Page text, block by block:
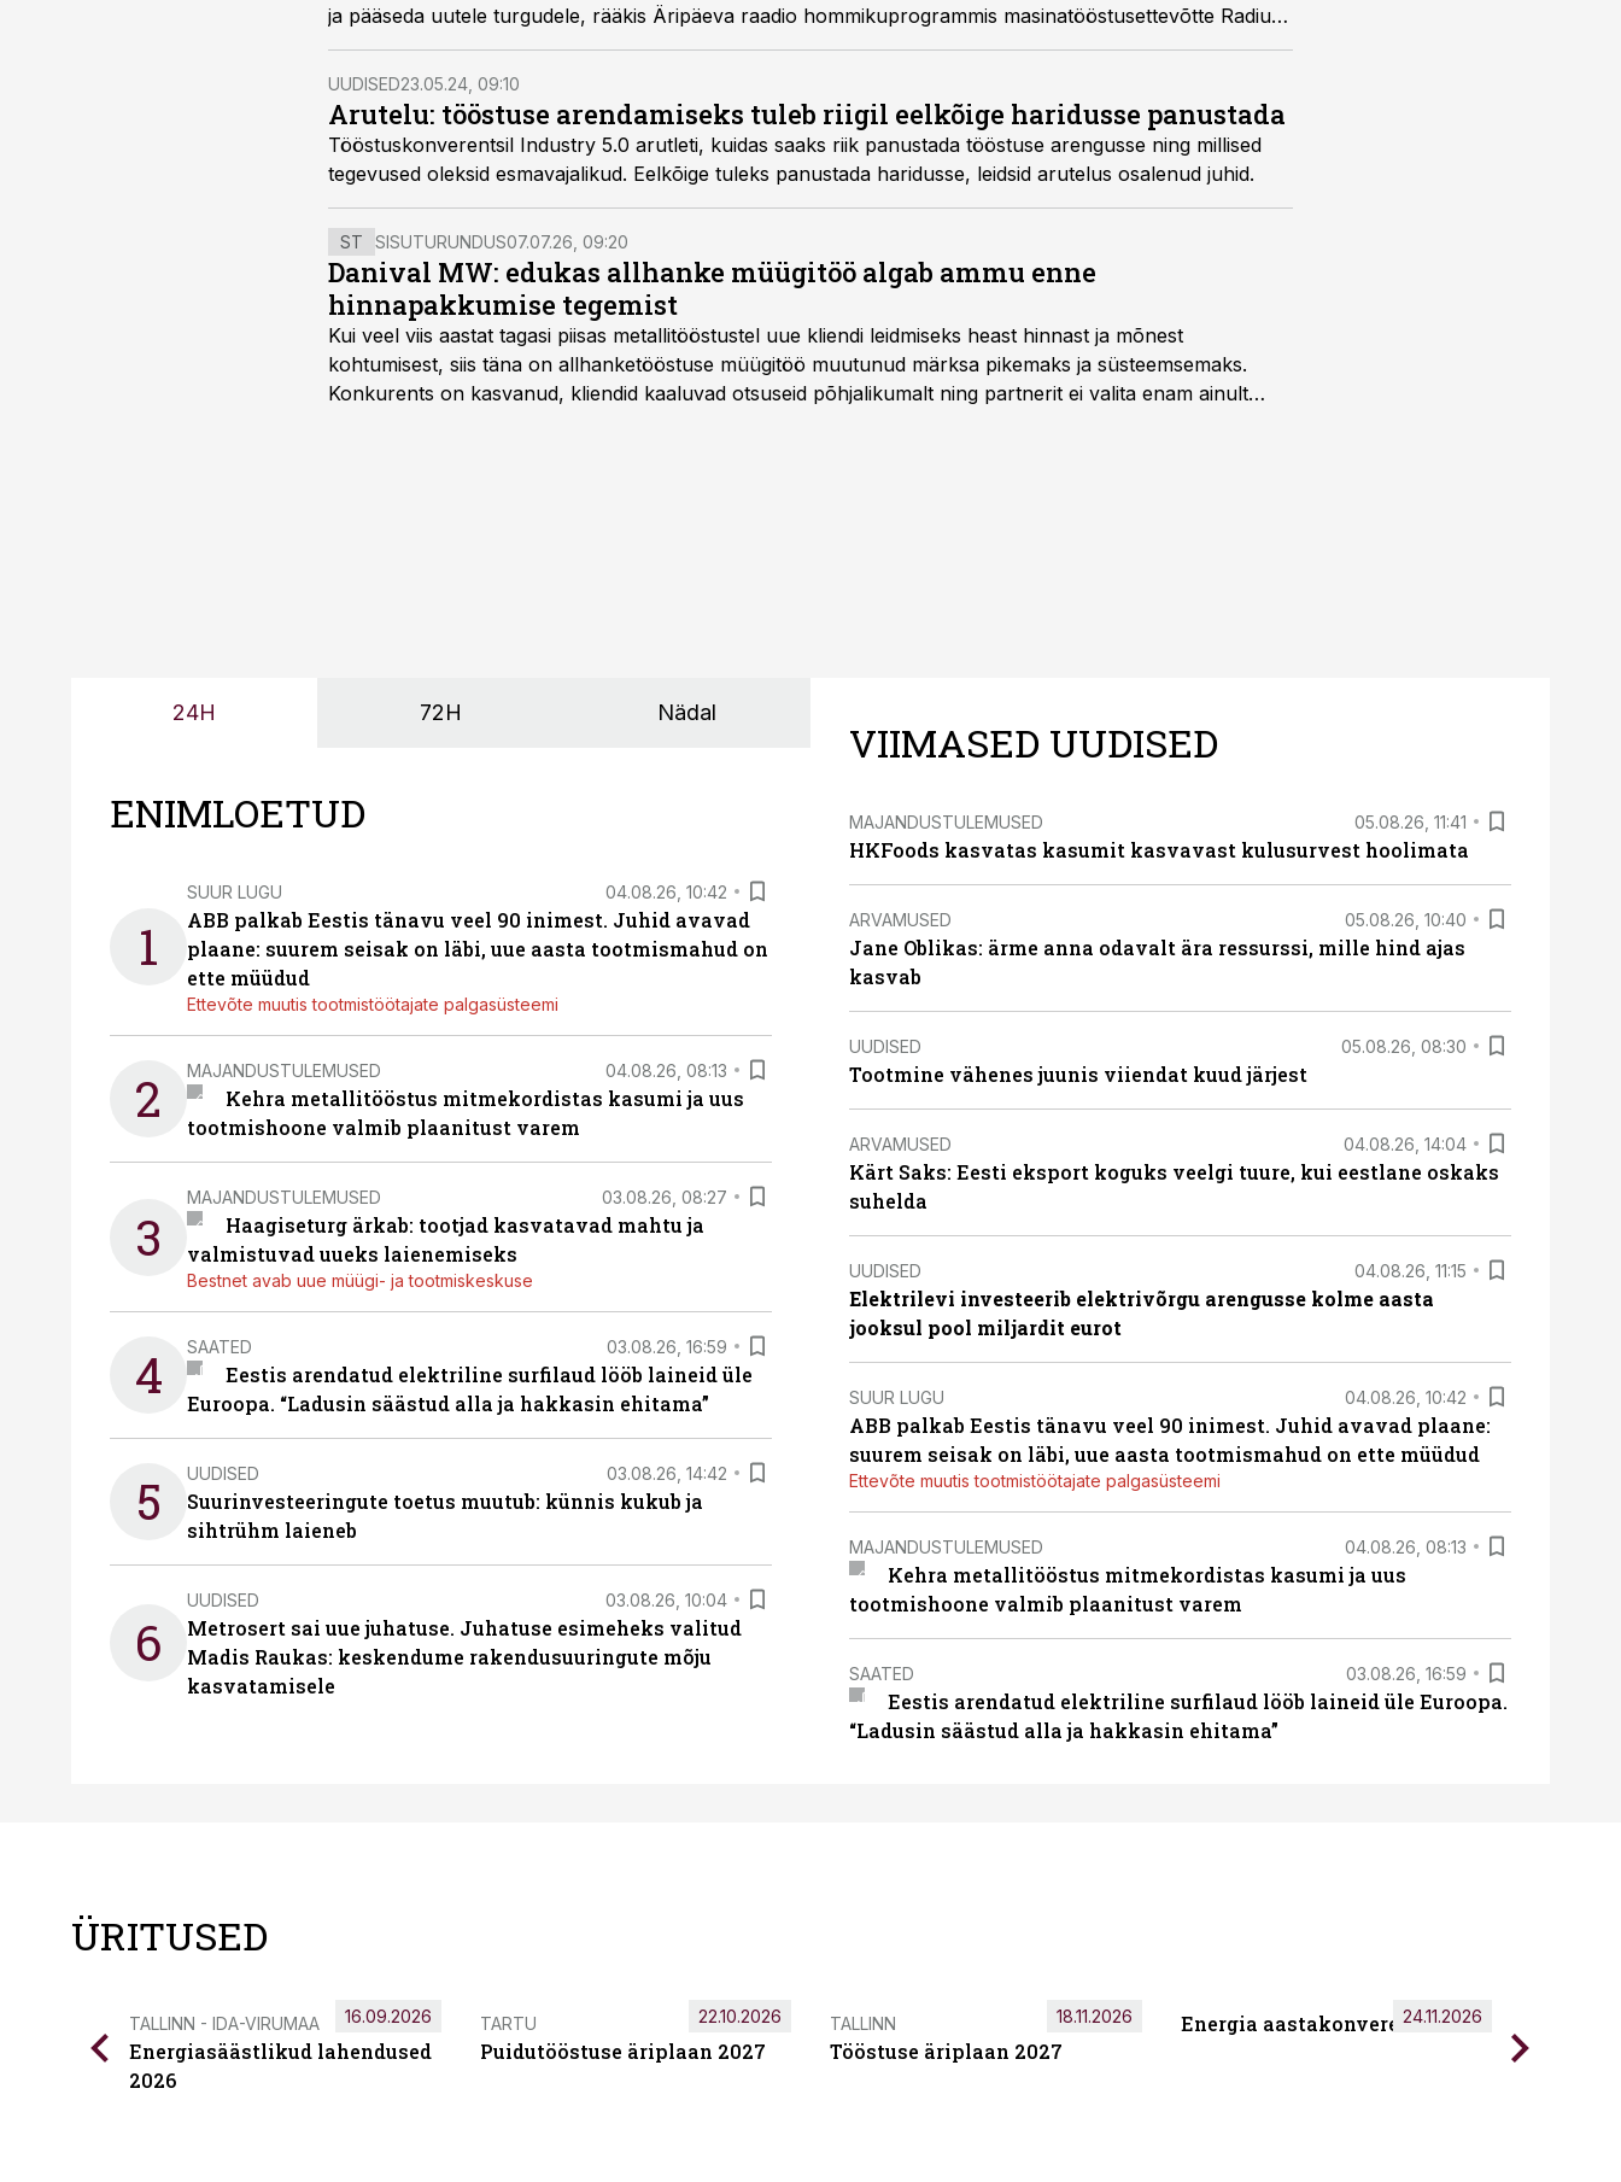
ja pääseda uutele turgudele, rääkis Äripäeva raadio hommikuprogrammis masinatööstusettevõtte Radius
Machiningu juht Veljo Konnimois.
UUDISED23.05.24, 09:10
Arutelu: tööstuse arendamiseks tuleb riigil eelkõige haridusse panustada
Tööstuskonverentsil Industry 5.0 arutleti, kuidas saaks riik panustada tööstuse arengusse ning millised
tegevused oleksid esmavajalikud. Eelkõige tuleks panustada haridusse, leidsid arutelus osalenud juhid.
ST SISUTURUNDUS07.07.26, 09:20
Danival MW: edukas allhanke müügitöö algab ammu enne
hinnapakkumise tegemist
Kui veel viis aastat tagasi piisas metallitööstustel uue kliendi leidmiseks heast hinnast ja mõnest
kohtumisest, siis täna on allhanketööstuse müügitöö muutunud märksa pikemaks ja süsteemsemaks.
Konkurents on kasvanud, kliendid kaaluvad otsuseid põhjalikumalt ning partnerit ei valita enam ainult
24H 72H Nädal
ENIMLOETUD
1
SUUR LUGU 04.08.26, 10:42
ABB palkab Eestis tänavu veel 90 inimest. Juhid avavad
plaane: suurem seisak on läbi, uue aasta tootmismahud on
ette müüdud
Ettevõte muutis tootmistöötajate palgasüsteemi
2 MAJANDUSTULEMUSED 04.08.26, 08:13
Kehra metallitööstus mitmekordistas kasumi ja uus
tootmishoone valmib plaanitust varem
3
MAJANDUSTULEMUSED 03.08.26, 08:27
Haagiseturg ärkab: tootjad kasvatavad mahtu ja
valmistuvad uueks laienemiseks
Bestnet avab uue müügi- ja tootmiskeskuse
4 SAATED 03.08.26, 16:59
Eestis arendatud elektriline surfilaud lööb laineid üle
Euroopa. “Ladusin säästud alla ja hakkasin ehitama”
5 UUDISED 03.08.26, 14:42
Suurinvesteeringute toetus muutub: künnis kukub ja
sihtrühm laieneb
6
UUDISED 03.08.26, 10:04
Metrosert sai uue juhatuse. Juhatuse esimeheks valitud
Madis Raukas: keskendume rakendusuuringute mõju
kasvatamisele
VIIMASED UUDISED
MAJANDUSTULEMUSED 05.08.26, 11:41
HKFoods kasvatas kasumit kasvavast kulusurvest hoolimata
ARVAMUSED 05.08.26, 10:40
Jane Oblikas: ärme anna odavalt ära ressurssi, mille hind ajas
kasvab
UUDISED 05.08.26, 08:30
Tootmine vähenes juunis viiendat kuud järjest
ARVAMUSED 04.08.26, 14:04
Kärt Saks: Eesti eksport koguks veelgi tuure, kui eestlane oskaks
suhelda
UUDISED 04.08.26, 11:15
Elektrilevi investeerib elektrivõrgu arengusse kolme aasta
jooksul pool miljardit eurot
SUUR LUGU 04.08.26, 10:42
ABB palkab Eestis tänavu veel 90 inimest. Juhid avavad plaane:
suurem seisak on läbi, uue aasta tootmismahud on ette müüdud
Ettevõte muutis tootmistöötajate palgasüsteemi
MAJANDUSTULEMUSED 04.08.26, 08:13
Kehra metallitööstus mitmekordistas kasumi ja uus
tootmishoone valmib plaanitust varem
SAATED 03.08.26, 16:59
Eestis arendatud elektriline surfilaud lööb laineid üle Euroopa.
“Ladusin säästud alla ja hakkasin ehitama”
ÜRITUSED
TALLINN - IDA-VIRUMAA
Energiasäästlikud lahendused
2026
16.09.2026 TARTU
Puidutööstuse äriplaan 2027
22.10.2026 TALLINN
Tööstuse äriplaan 2027
18.11.2026 Energia aastakonverents 2026
24.11.2026